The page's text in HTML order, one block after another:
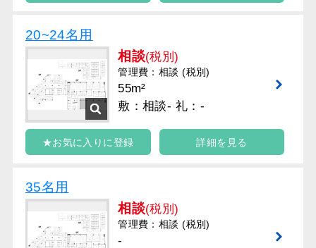
20~24名用
相談(税別)
管理費：相談 (税別)
55m²
敷：相談- 礼：-
★お気に入りに登録 詳細を見る
35名用
相談(税別)
管理費：相談 (税別)
-